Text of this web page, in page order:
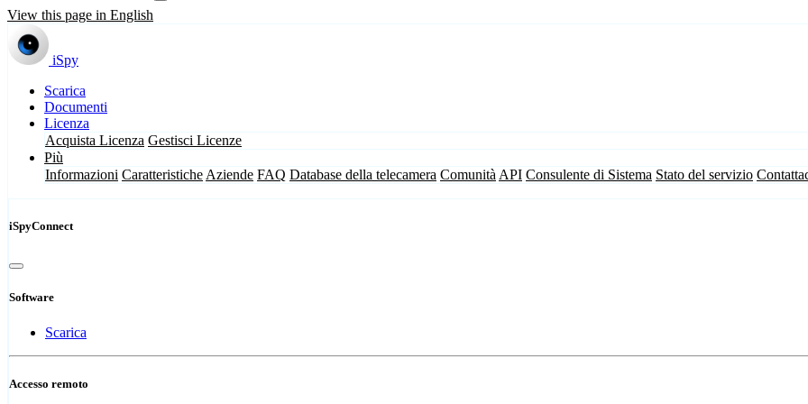
View this page in English
iSpy
Scarica
Documenti
Licenza
Acquista Licenza Gestisci Licenze
Più
Informazioni Caratteristiche Aziende FAQ Database della telecamera Comunità API Consulente di Sistema Stato del servizio
iSpyConnect
Software
Scarica
Accesso remoto